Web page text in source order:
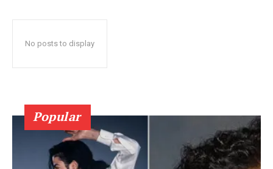
No posts to display
Popular